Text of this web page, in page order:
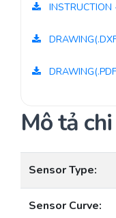
INSTRUCTION
Mô tả
Sensor Type:
Sensor Curve: